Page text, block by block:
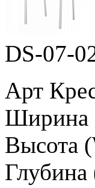
DS-07-
Арт
Ширина
Высота